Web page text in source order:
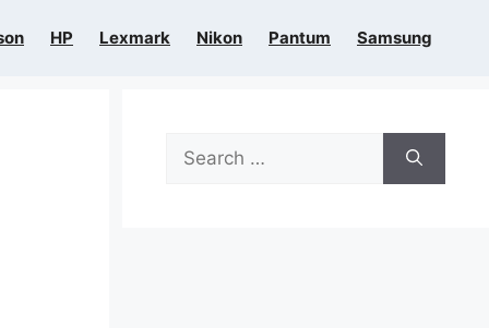
HP Lexmark Nikon Pantum Samsung
Search
for: